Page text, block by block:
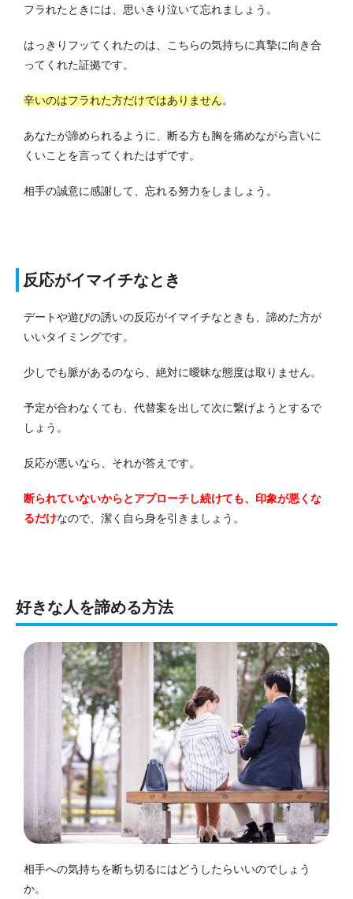
フラれたときには、思いきり泣いて忘れましょう。
はっきりフッてくれたのは、こちらの気持ちに真摯に向き合
ってくれた証拠です。
辛いのはフラれた方だけではありません。
あなたが諦められるように、断る方も胸を痛めながら言いに
くいことを言ってくれたはずです。
相手の誠意に感謝して、忘れる努力をしましょう。
反応がイマイチなとき
デートや遊びの誘いの反応がイマイチなときも、諦めた方が
いいタイミングです。
少しでも脈があるのなら、絶対に曖昧な態度は取りません。
予定が合わなくても、代替案を出して次に繋げようとするで
しょう。
反応が悪いなら、それが答えです。
断られていないからとアプローチし続けても、印象が悪くな
るだけなので、潔く自ら身を引きましょう。
好きな人を諦める方法
相手への気持ちを断ち切るにはどうしたらいいのでしょう
か。